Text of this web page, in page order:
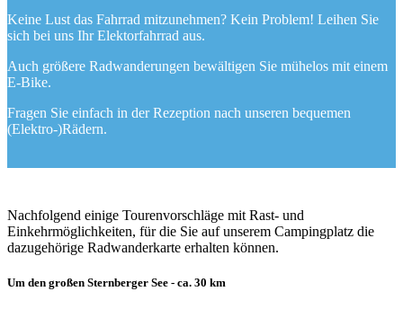
Keine Lust das Fahrrad mitzunehmen? Kein Problem! Leihen Sie
sich bei uns Ihr Elektorfahrrad aus.
Auch größere Radwanderungen bewältigen Sie mühelos mit einem
E-Bike.
Fragen Sie einfach in der Rezeption nach unseren bequemen
(Elektro-)Rädern.
Nachfolgend einige Tourenvorschläge mit Rast- und
Einkehrmöglichkeiten, für die Sie auf unserem Campingplatz die
dazugehörige Radwanderkarte erhalten können.
Um den großen Sternberger See - ca. 30 km